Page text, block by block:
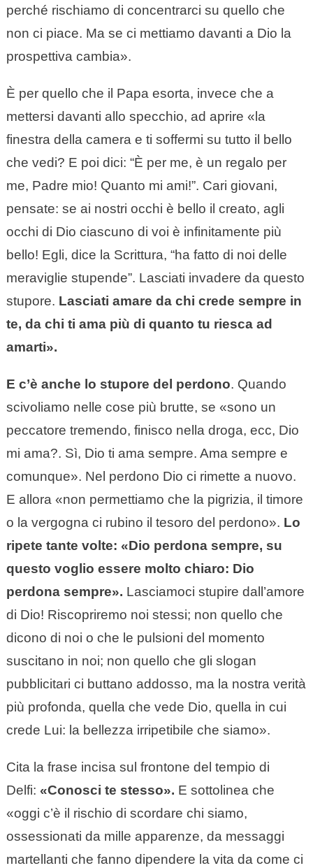
perché rischiamo di concentrarci su quello che
non ci piace. Ma se ci mettiamo davanti a Dio la
prospettiva cambia».
È per quello che il Papa esorta, invece che a
mettersi davanti allo specchio, ad aprire «la
finestra della camera e ti soffermi su tutto il bello
che vedi? E poi dici: “È per me, è un regalo per
me, Padre mio! Quanto mi ami!”. Cari giovani,
pensate: se ai nostri occhi è bello il creato, agli
occhi di Dio ciascuno di voi è infinitamente più
bello! Egli, dice la Scrittura, “ha fatto di noi delle
meraviglie stupende”. Lasciati invadere da questo
stupore. Lasciati amare da chi crede sempre in
te, da chi ti ama più di quanto tu riesca ad
amarti».
E c’è anche lo stupore del perdono. Quando
scivoliamo nelle cose più brutte, se «sono un
peccatore tremendo, finisco nella droga, ecc, Dio
mi ama?. Sì, Dio ti ama sempre. Ama sempre e
comunque». Nel perdono Dio ci rimette a nuovo.
E allora «non permettiamo che la pigrizia, il timore
o la vergogna ci rubino il tesoro del perdono». Lo
ripete tante volte: «Dio perdona sempre, su
questo voglio essere molto chiaro: Dio
perdona sempre». Lasciamoci stupire dall’amore
di Dio! Riscopriremo noi stessi; non quello che
dicono di noi o che le pulsioni del momento
suscitano in noi; non quello che gli slogan
pubblicitari ci buttano addosso, ma la nostra verità
più profonda, quella che vede Dio, quella in cui
crede Lui: la bellezza irripetibile che siamo».
Cita la frase incisa sul frontone del tempio di
Delfi: «Conosci te stesso». E sottolinea che
«oggi c’è il rischio di scordare chi siamo,
ossessionati da mille apparenze, da messaggi
martellanti che fanno dipendere la vita da come ci